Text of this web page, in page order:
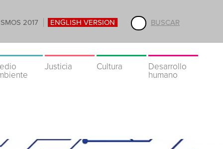
BUSCAR
2017 ENGLISH VERSION
Justicia Cultura
Desarrollo
humano